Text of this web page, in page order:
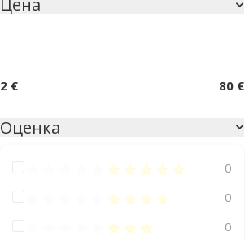
Параметрический фильтр
Цена
2 € 80 €
Оценка
Оценка 100%
0
Оценка 80%
0
Оценка 60%
0